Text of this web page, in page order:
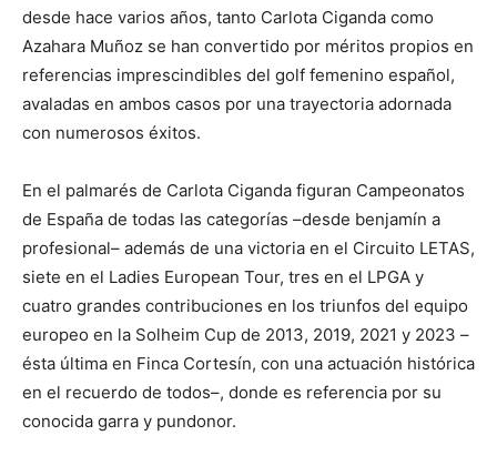
desde hace varios años, tanto Carlota Ciganda como
Azahara Muñoz se han convertido por méritos propios en
referencias imprescindibles del golf femenino español,
avaladas en ambos casos por una trayectoria adornada
con numerosos éxitos.
En el palmarés de Carlota Ciganda figuran Campeonatos
de España de todas las categorías –desde benjamín a
profesional– además de una victoria en el Circuito LETAS,
siete en el Ladies European Tour, tres en el LPGA y
cuatro grandes contribuciones en los triunfos del equipo
europeo en la Solheim Cup de 2013, 2019, 2021 y 2023 –
ésta última en Finca Cortesín, con una actuación histórica
en el recuerdo de todos–, donde es referencia por su
conocida garra y pundonor.